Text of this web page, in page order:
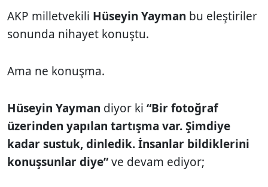
AKP milletvekili Hüseyin Yayman bu eleştiriler
sonunda nihayet konuştu.
Ama ne konuşma.
Hüseyin Yayman diyor ki “Bir fotoğraf
üzerinden yapılan tartışma var. Şimdiye
kadar sustuk, dinledik. İnsanlar bildiklerini
konuşsunlar diye”ve devam ediyor;